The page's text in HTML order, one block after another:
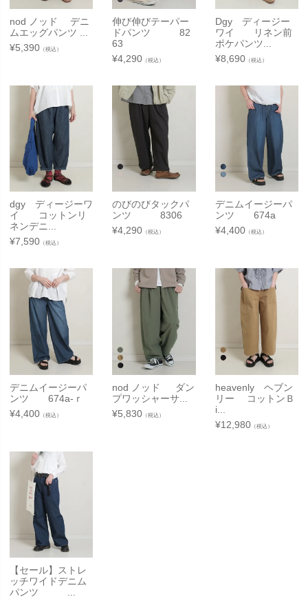
nod ノッド デニ
ムエッグパンツ ...
¥5,390 （税込）
伸び伸びテーパー
ドパンツ 82
63
¥4,290 （税込）
Dgy ディージー
ワイ リネン前
ポケパンツ...
¥8,690（税込）
dgy ディージーワ
イ コットンリ
ネンデニ...
¥7,590 （税込）
のびのびタックパ
ンツ 8306
¥4,290 （税込）
デニムイージーパ
ンツ 674a
¥4,400（税込）
デニムイージーパ
ンツ 674a-ｒ
¥4,400 （税込）
nod ノッド ダン
プワッシャーサ...
¥5,830 （税込）
heavenly ヘブン
リー コットンＢ
i...
¥12,980（税込）
【セール】ストレ
ッチワイドデニム
パンツ ...